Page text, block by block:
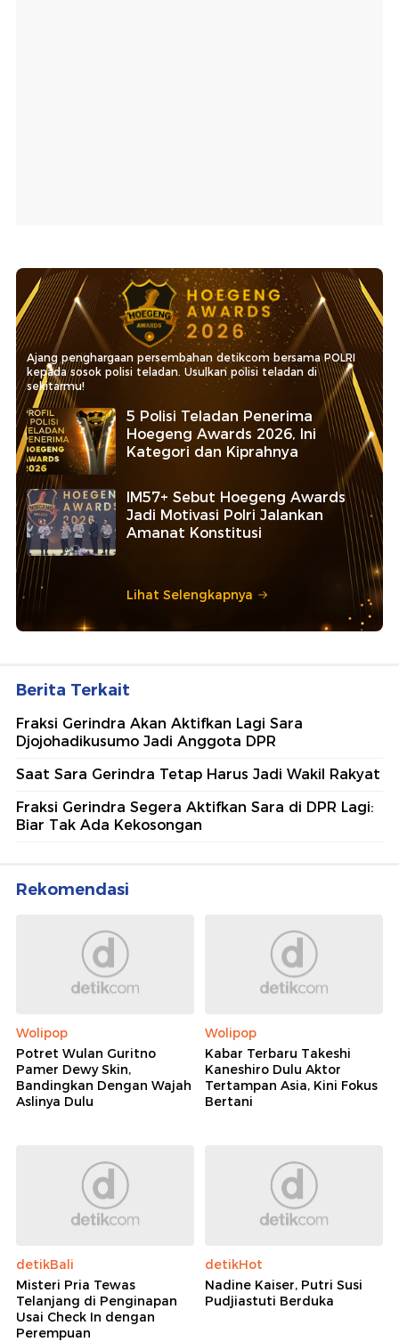
Ajang penghargaan persembahan detikcom bersama POLRI
kepada sosok polisi teladan. Usulkan polisi teladan di
sekitarmu!
5 Polisi Teladan Penerima
Hoegeng Awards 2026, Ini
Kategori dan Kiprahnya
IM57+ Sebut Hoegeng Awards
Jadi Motivasi Polri Jalankan
Amanat Konstitusi
Lihat Selengkapnya
Berita Terkait
Fraksi Gerindra Akan Aktifkan Lagi Sara
Djojohadikusumo Jadi Anggota DPR
Saat Sara Gerindra Tetap Harus Jadi Wakil Rakyat
Fraksi Gerindra Segera Aktifkan Sara di DPR Lagi:
Biar Tak Ada Kekosongan
Rekomendasi
Wolipop
Potret Wulan Guritno
Pamer Dewy Skin,
Bandingkan Dengan Wajah
Aslinya Dulu
Wolipop
Kabar Terbaru Takeshi
Kaneshiro Dulu Aktor
Tertampan Asia, Kini Fokus
Bertani
detikBali
Misteri Pria Tewas
Telanjang di Penginapan
Usai Check In dengan
Perempuan
detikHot
Nadine Kaiser, Putri Susi
Pudjiastuti Berduka